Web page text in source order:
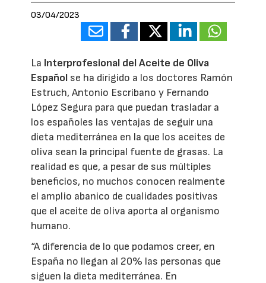
03/04/2023
La Interprofesional del Aceite de Oliva
Español se ha dirigido a los doctores Ramón
Estruch, Antonio Escribano y Fernando
López Segura para que puedan trasladar a
los españoles las ventajas de seguir una
dieta mediterránea en la que los aceites de
oliva sean la principal fuente de grasas. La
realidad es que, a pesar de sus múltiples
beneficios, no muchos conocen realmente
el amplio abanico de cualidades positivas
que el aceite de oliva aporta al organismo
humano.
“A diferencia de lo que podamos creer, en
España no llegan al 20% las personas que
siguen la dieta mediterránea. En